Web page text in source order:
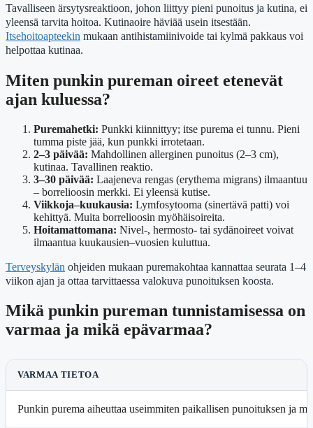
Tavalliseen ärsytysreaktioon, johon liittyy pieni punoitus ja kutina, ei
yleensä tarvita hoitoa. Kutinaoire häviää usein itsestään.
Itsehoitoapteekin mukaan antihistamiinivoide tai kylmä pakkaus voi
helpottaa kutinaa.
Miten punkin pureman oireet etenevät
ajan kuluessa?
Puremahetki: Punkki kiinnittyy; itse purema ei tunnu. Pieni
tumma piste jää, kun punkki irrotetaan.
2–3 päivää: Mahdollinen allerginen punoitus (2–3 cm),
kutinaa. Tavallinen reaktio.
3–30 päivää: Laajeneva rengas (erythema migrans) ilmaantuu
– borrelioosin merkki. Ei yleensä kutise.
Viikkoja–kuukausia: Lymfosytooma (sinertävä patti) voi
kehittyä. Muita borrelioosin myöhäisoireita.
Hoitamattomana: Nivel-, hermosto- tai sydänoireet voivat
ilmaantua kuukausien–vuosien kuluttua.
Terveyskylän ohjeiden mukaan puremakohtaa kannattaa seurata 1–4
viikon ajan ja ottaa tarvittaessa valokuva punoituksen koosta.
Mikä punkin pureman tunnistamisessa on
varmaa ja mikä epävarmaa?
VARMAA TIETOA
Punkin purema aiheuttaa useimmiten paikallisen punoituksen ja